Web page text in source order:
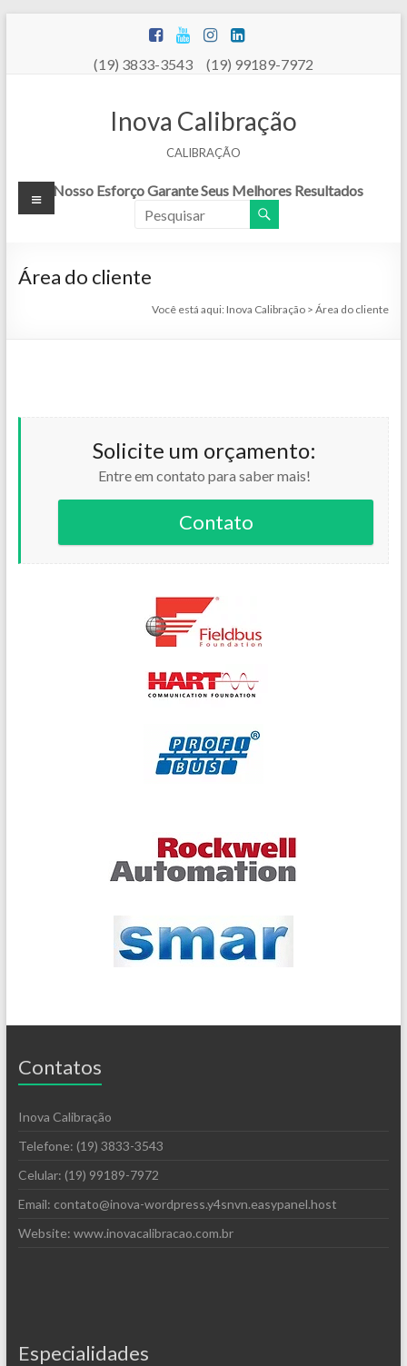
(19) 3833-3543 (19) 99189-7972
Inova Calibração
CALIBRAÇÃO
Nosso Esforço Garante Seus Melhores Resultados
Menu
Área do cliente
Você está aqui: Inova Calibração >Área do cliente
Solicite um orçamento:
Entre em contato para saber mais!
Contato
Contatos
Inova Calibração
Telefone: (19) 3833-3543
Celular: (19) 99189-7972
Email: contato@inova-wordpress.y4snvn.easypanel.host
Website: www.inovacalibracao.com.br
Especialidades